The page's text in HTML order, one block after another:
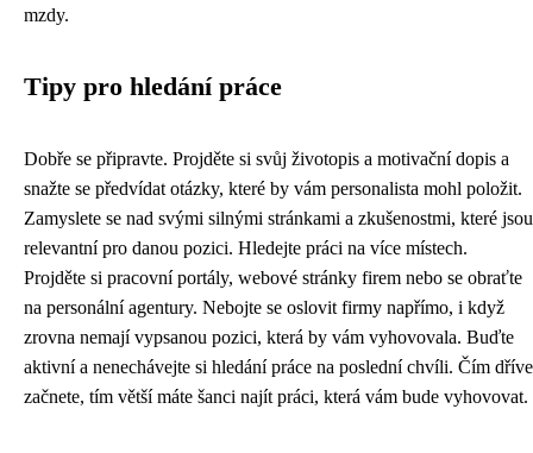
mzdy.
Tipy pro hledání práce
Dobře se připravte. Projděte si svůj životopis a motivační dopis a
snažte se předvídat otázky, které by vám personalista mohl položit.
Zamyslete se nad svými silnými stránkami a zkušenostmi, které jsou
relevantní pro danou pozici. Hledejte práci na více místech.
Projděte si pracovní portály, webové stránky firem nebo se obraťte
na personální agentury. Nebojte se oslovit firmy napřímo, i když
zrovna nemají vypsanou pozici, která by vám vyhovovala. Buďte
aktivní a nenechávejte si hledání práce na poslední chvíli. Čím dříve
začnete, tím větší máte šanci najít práci, která vám bude vyhovovat.